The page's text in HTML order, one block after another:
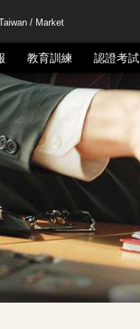
/ Market
教育訓練 認證考試